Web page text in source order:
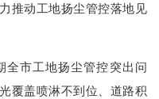
推动工地扬尘管控落地见
全市工地扬尘管控突出问
覆盖喷淋不到位、道路积